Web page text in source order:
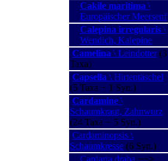
Cakile maritima \
Europäischer Meersenf
Calepina irregularis \
Wendich, Kalepine
Camelina \ Leindotter(3
Taxa)
Capsella \ Hirtentäschel
(5 Taxa + 1 Syn.)
Cardamine \
Schaumkraut, Zahnwurz
(24 Taxa + 5 Syn.)
Cardaminopsis \
Schaumkresse (6 Syn.)
Cardaria draba −−>